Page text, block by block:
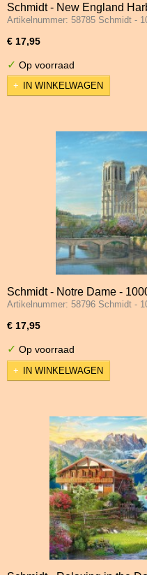
Schmidt - New England
Artikelnummer: 58785 Schmidt -
€ 17,95
✓ Op voorraad
IN WINKELWAGEN
Schmidt - Notre Dame -
Artikelnummer: 58796 Schmidt -
€ 17,95
✓ Op voorraad
IN WINKELWAGEN